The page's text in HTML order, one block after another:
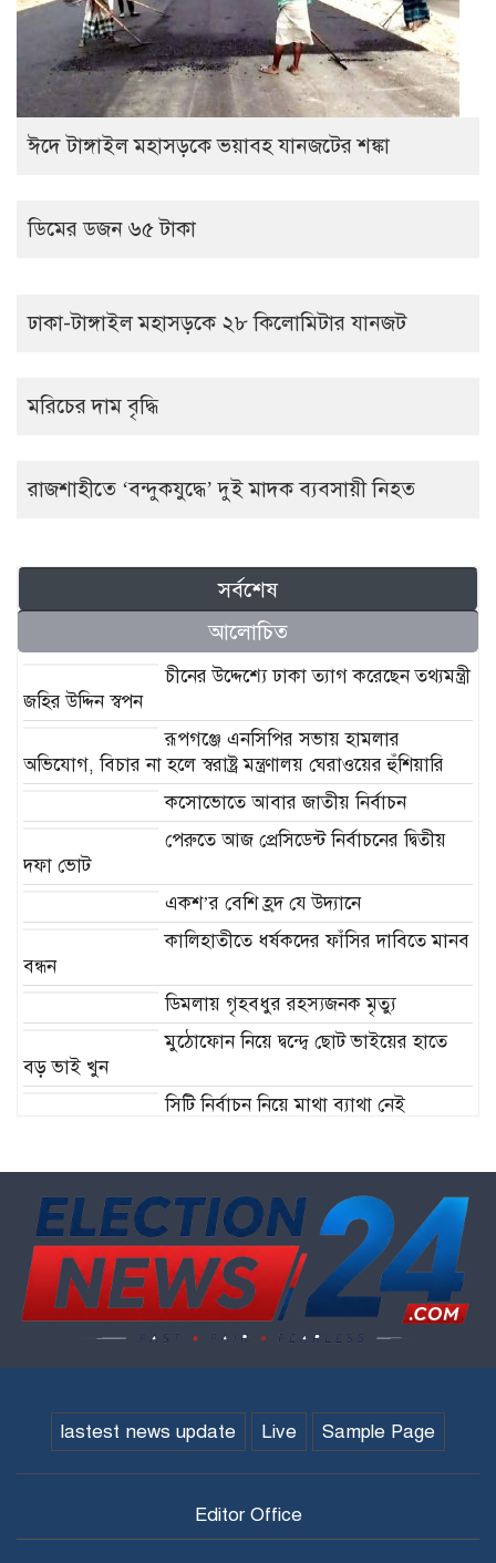
ঈদে টাঙ্গাইল মহাসড়কে ভয়াবহ যানজটের শঙ্কা
ডিমের ডজন ৬৫ টাকা
ঢাকা-টাঙ্গাইল মহাসড়কে ২৮ কিলোমিটার যানজট
মরিচের দাম বৃদ্ধি
রাজশাহীতে ‘বন্দুকযুদ্ধে’ দুই মাদক ব্যবসায়ী নিহত
সর্বশেষ
আলোচিত
চীনের উদ্দেশ্যে ঢাকা ত্যাগ করেছেন তথ্যমন্ত্রী
জহির উদ্দিন স্বপন
রূপগঞ্জে এনসিপির সভায় হামলার
অভিযোগ, বিচার না হলে স্বরাষ্ট্র মন্ত্রণালয় ঘেরাওয়ের হুঁশিয়ারি
কসোভোতে আবার জাতীয় নির্বাচন
পেরুতে আজ প্রেসিডেন্ট নির্বাচনের দ্বিতীয়
দফা ভোট
একশ’র বেশি হ্রদ যে উদ্যানে
কালিহাতীতে ধর্ষকদের ফাঁসির দাবিতে মানব
বন্ধন
ডিমলায় গৃহবধুর রহস্যজনক মৃত্যু
মুঠোফোন নিয়ে দ্বন্দ্বে ছোট ভাইয়ের হাতে
বড় ভাই খুন
সিটি নির্বাচন নিয়ে মাথা ব্যাথা নেই
কক্সবাজার ও কুমিল্লায় ‘বন্দুকযুদ্ধে’ নিহত ২
lastest news update Live Sample Page
Editor Office